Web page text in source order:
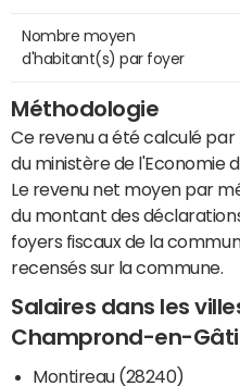
Nombre moyen
d'habitant(s) par foyer
Méthodologie
Ce revenu a été calculé par
du ministère de l'Economie
Le revenu net moyen par
du montant des
foyers fiscaux de la
recensés sur la commune.
Salaires dans les
Champrond-en-
Montireau (28240)